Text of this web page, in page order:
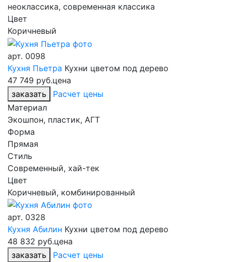
неоклассика, современная классика
Цвет
Коричневый
арт. 0098
Кухня Пьетра Кухни цветом под дерево
47 749 руб.цена
заказать
Расчет цены
Материал
Экошпон, пластик, АГТ
Форма
Прямая
Стиль
Современный, хай-тек
Цвет
Коричневый, комбинированный
арт. 0328
Кухня Абилин Кухни цветом под дерево
48 832 руб.цена
заказать
Расчет цены